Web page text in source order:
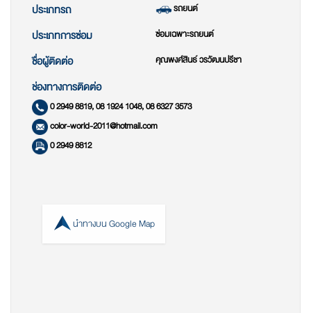
ประเภทรถ รถยนต์
ประเภทการซ่อม ซ่อมเฉพาะรถยนต์
ชื่อผู้ติดต่อ คุณพงศ์สินธ์ วรวัฒนปรีชา
ช่องทางการติดต่อ
0 2949 8819, 08 1924 1048, 08 6327 3573
color-world-2011@hotmail.com
0 2949 8812
นำทางบน Google Map